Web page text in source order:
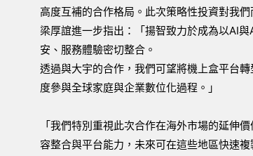
高度互補的合作格局。此次策略性投資對我
梁厚誼進一步指出：「揚智致力於成為以AI
安、服務體驗密切整合。
透過與大宇的合作，我們可望將機上盒平台
度參與全球家庭與企業數位化過程。」
「我們特別重視此次合作在海外市場的延伸
容整合與平台能力，未來可在這些地區快速